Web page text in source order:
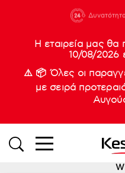
933
Η εταιρεία μας θα
10/08/2026
⚠️ 📦 Όλες οι
με σειρά